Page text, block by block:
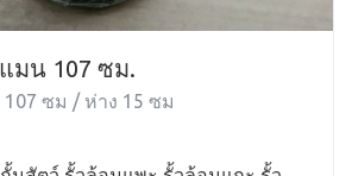
มน 107 ซม.
107 ซม / ห่าง 15 ซม